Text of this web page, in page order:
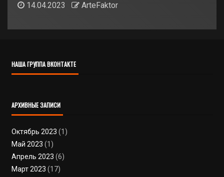
14.04.2023 ArteFaktor
НАША ГРУППА ВКОНТАКТЕ
АРХИВНЫЕ ЗАПИСИ
Октябрь 2023 (1)
Май 2023 (1)
Апрель 2023 (6)
Март 2023 (17)